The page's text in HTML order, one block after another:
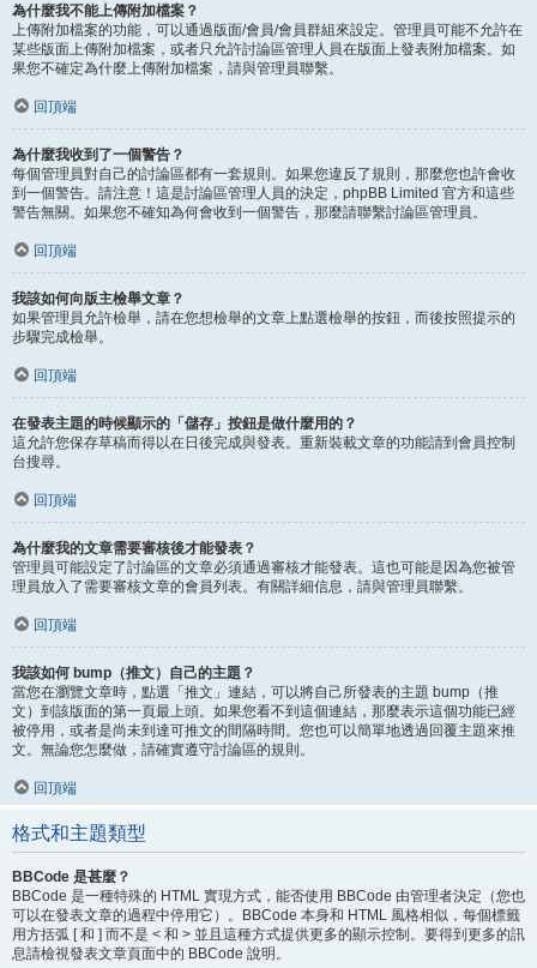
為什麼我不能上傳附加檔案？
上傳附加檔案的功能，可以通過版面/會員/會員群組來設定。管理員可能不允許在
某些版面上傳附加檔案，或者只允許討論區管理人員在版面上發表附加檔案。如
果您不確定為什麼上傳附加檔案，請與管理員聯繫。
回頂端
為什麼我收到了一個警告？
每個管理員對自己的討論區都有一套規則。如果您違反了規則，那麼您也許會收
到一個警告。請注意！這是討論區管理人員的決定，phpBB Limited 官方和這些
警告無關。如果您不確知為何會收到一個警告，那麼請聯繫討論區管理員。
回頂端
我該如何向版主檢舉文章？
如果管理員允許檢舉，請在您想檢舉的文章上點選檢舉的按鈕，而後按照提示的
步驟完成檢舉。
回頂端
在發表主題的時候顯示的「儲存」按鈕是做什麼用的？
這允許您保存草稿而得以在日後完成與發表。重新裝載文章的功能請到會員控制
台搜尋。
回頂端
為什麼我的文章需要審核後才能發表？
管理員可能設定了討論區的文章必須通過審核才能發表。這也可能是因為您被管
理員放入了需要審核文章的會員列表。有關詳細信息，請與管理員聯繫。
回頂端
我該如何 bump（推文）自己的主題？
當您在瀏覽文章時，點選「推文」連結，可以將自己所發表的主題 bump（推
文）到該版面的第一頁最上頭。如果您看不到這個連結，那麼表示這個功能已經
被停用，或者是尚未到達可推文的間隔時間。您也可以簡單地透過回覆主題來推
文。無論您怎麼做，請確實遵守討論區的規則。
回頂端
格式和主題類型
BBCode 是甚麼？
BBCode 是一種特殊的 HTML 實現方式，能否使用 BBCode 由管理者決定（您也
可以在發表文章的過程中停用它）。BBCode 本身和 HTML 風格相似，每個標籤
用方括弧 [ 和 ] 而不是 < 和 > 並且這種方式提供更多的顯示控制。要得到更多的訊
息請檢視發表文章頁面中的 BBCode 說明。